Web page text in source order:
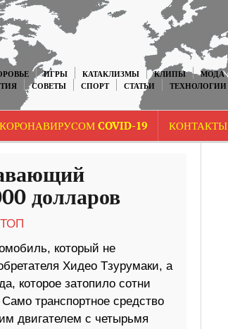
ИГРЫ КАТАКЛИЗМЫ КЛИПЫ МОДА
СОВЕТЫ СПОРТ СТАТЬИ ТЕХНОЛОГИИ
COVID-19 КОНТАКТЫ
долларов
ТОП
который не
Хидео Тзурумаки, а
которое затопило сотни
транспортное средство
двигателем с четырьмя